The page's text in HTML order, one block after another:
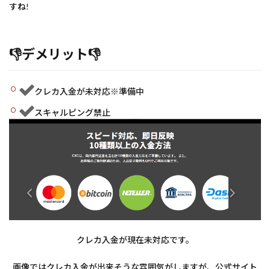
すね!
👎デメリット👎
クレカ入金が未対応※準備中
スキャルピング禁止
クレカ入金が現在未対応です。
画像ではクレカ入金が出来そうな雰囲気がしますが、公式サイト